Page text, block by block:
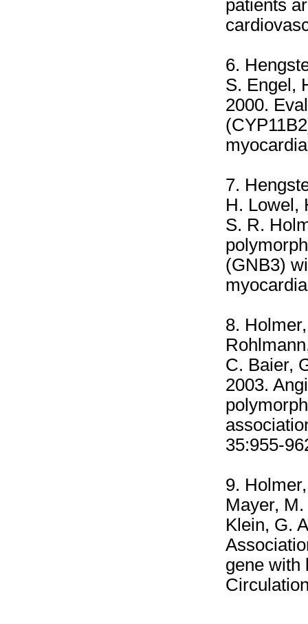
patients
6.
S. Engel,
2000.
7.
H. Lowel,
S. R.
(GNB3)
8.
C. Baier,
2003.
35:955-
9.
Mayer,
Klein, G.
gene with